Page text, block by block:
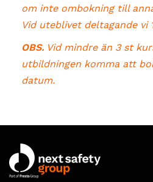
om inte ombokning till
Vid uteblivet deltagande vi
OBS. Vid mindre än 3 st
utbildningen komma att
datum.